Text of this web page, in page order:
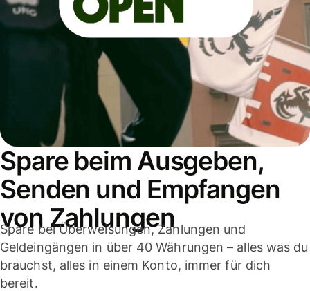
Spare beim Ausgeben,
Senden und Empfangen
von Zahlungen
Spare bei Überweisungen, Zahlungen und
Geldeingängen in über 40 Währungen – alles was du
brauchst, alles in einem Konto, immer für dich
bereit.